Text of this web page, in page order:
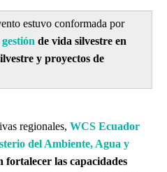
estuvo conformada por
gestión de vida silvestre en
y proyectos de
regionales, WCS Ecuador
del Ambiente, Agua y
fortalecer las capacidades